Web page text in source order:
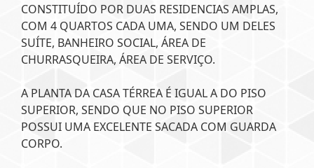
CONSTITUÍDO POR DUAS RESIDENCIAS AMPLAS,
COM 4 QUARTOS CADA UMA, SENDO UM DELES
SUÍTE, BANHEIRO SOCIAL, ÁREA DE
CHURRASQUEIRA, ÁREA DE SERVIÇO.
A PLANTA DA CASA TÉRREA É IGUAL A DO PISO
SUPERIOR, SENDO QUE NO PISO SUPERIOR
POSSUI UMA EXCELENTE SACADA COM GUARDA
CORPO.